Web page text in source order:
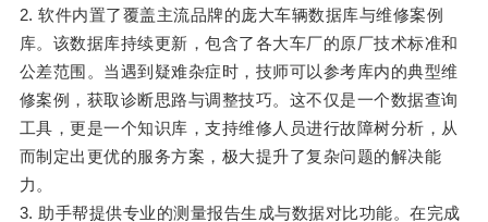
2. 软件内置了覆盖主流品牌的庞大车辆数据库与维修案例
库。该数据库持续更新，包含了各大车厂的原厂技术标准和
公差范围。当遇到疑难杂症时，技师可以参考库内的典型维
修案例，获取诊断思路与调整技巧。这不仅是一个数据查询
工具，更是一个知识库，支持维修人员进行故障树分析，从
而制定出更优的服务方案，极大提升了复杂问题的解决能
力。
3. 助手帮提供专业的测量报告生成与数据对比功能。在完成